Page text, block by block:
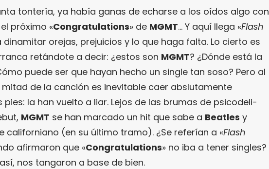
tontería, ya había ganas de echarse a los oídos algo con
próximo «Congratulations» de MGMT… Y aquí llega «Flash
dinamitar orejas, prejuicios y lo que haga falta. Lo cierto es
retándote a decir: ¿estos son MGMT? ¿Dónde está la
puede ser que hayan hecho un single tan soso? Pero al
de la canción es inevitable caer abslutamente
pies: la han vuelto a liar. Lejos de las brumas de psicodeli-
MGMT se han marcado un hit que sabe a Beatles y
californiano (en su último tramo). ¿Se referían a «Flash
afirmaron que «Congratulations» no iba a tener singles?
nos tangaron a base de bien.